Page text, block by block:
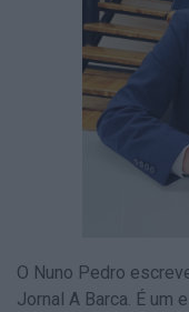
O Nuno Pedro
Jornal A Barca. É um